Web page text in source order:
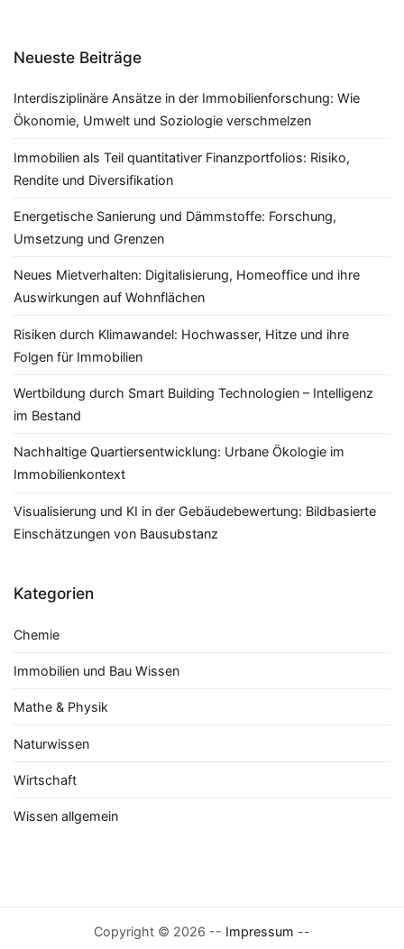
Neueste Beiträge
Interdisziplinäre Ansätze in der Immobilienforschung: Wie
Ökonomie, Umwelt und Soziologie verschmelzen
Immobilien als Teil quantitativer Finanzportfolios: Risiko,
Rendite und Diversifikation
Energetische Sanierung und Dämmstoffe: Forschung,
Umsetzung und Grenzen
Neues Mietverhalten: Digitalisierung, Homeoffice und ihre
Auswirkungen auf Wohnflächen
Risiken durch Klimawandel: Hochwasser, Hitze und ihre
Folgen für Immobilien
Wertbildung durch Smart Building Technologien – Intelligenz
im Bestand
Nachhaltige Quartiersentwicklung: Urbane Ökologie im
Immobilienkontext
Visualisierung und KI in der Gebäudebewertung: Bildbasierte
Einschätzungen von Bausubstanz
Kategorien
Chemie
Immobilien und Bau Wissen
Mathe & Physik
Naturwissen
Wirtschaft
Wissen allgemein
Copyright © 2026 -- Impressum --